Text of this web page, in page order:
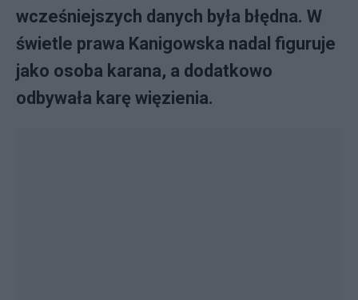
wcześniejszych danych była błędna. W
świetle prawa Kanigowska nadal figuruje
jako osoba karana, a dodatkowo
odbywała karę więzienia.